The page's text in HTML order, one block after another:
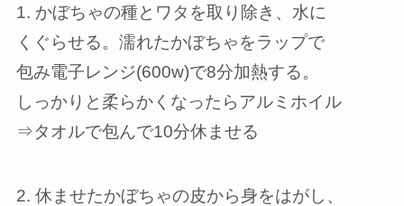
1. かぼちゃの種とワタを取り除き、水に
くぐらせる。濡れたかぼちゃをラップで
包み電子レンジ(600w)で8分加熱する。
しっかりと柔らかくなったらアルミホイル
⇒タオルで包んで10分休ませる
2. 休ませたかぼちゃの皮から身をはがし、